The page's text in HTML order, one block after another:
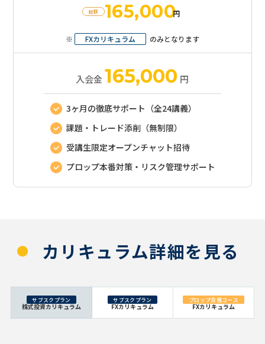
総額 165,000円
※ FXカリキュラム のみとなります
入会金 165,000 円
3ヶ月の徹底サポート（全24講義）
課題・トレード添削（無制限）
受講生限定オープンチャット招待
プロップ本番対策・リスク管理サポート
カリキュラム詳細を見る
サブスクプラン
株式投資カリキュラム
サブスクプラン
FXカリキュラム
プロップ合格コース
FXカリキュラム